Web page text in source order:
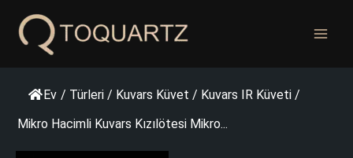
geç
Ev / Türleri / Kuvars Küvet / Kuvars IR Küveti /
Mikro Hacimli Kuvars Kızılötesi Mikro...